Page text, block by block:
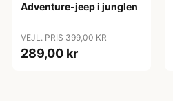
Adventure-jeep i junglen
VEJL. PRIS 399,00 KR
289,00 kr